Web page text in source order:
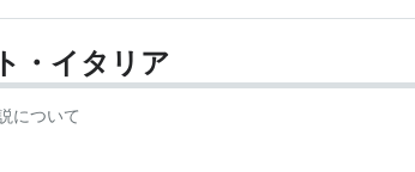
・イタリア
について